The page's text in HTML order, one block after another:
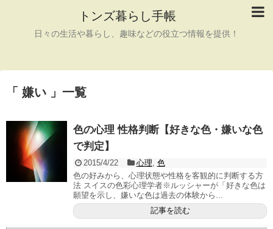
トンズ暮らし手帳
日々の生活や暮らし、趣味などの役立つ情報を提供！
「 嫌い 」一覧
色の心理 性格判断【好きな色・嫌いな色
で判定】
2015/4/22 心理 色
色の好みから、心理状態や性格を客観的に判断する方
法 スイスの色彩心理学者※ルッシャーが「好きな色は
願望を示し、嫌いな色は過去の体験から...
記事を読む